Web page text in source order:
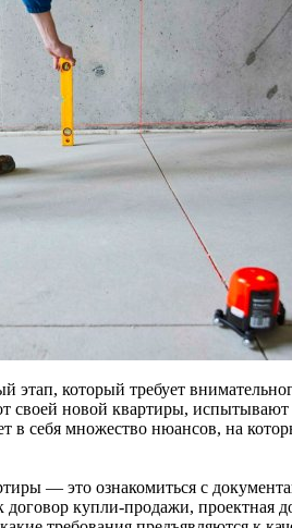
который требует
своей новой квартиры,
в себя множество нюансов, на
— это ознакомиться с
договор купли-продажи, проектная